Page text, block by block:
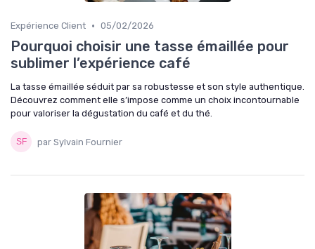
Expérience Client • 05/02/2026
Pourquoi choisir une tasse émaillée pour
sublimer l’expérience café
La tasse émaillée séduit par sa robustesse et son style authentique.
Découvrez comment elle s’impose comme un choix incontournable
pour valoriser la dégustation du café et du thé.
par Sylvain Fournier